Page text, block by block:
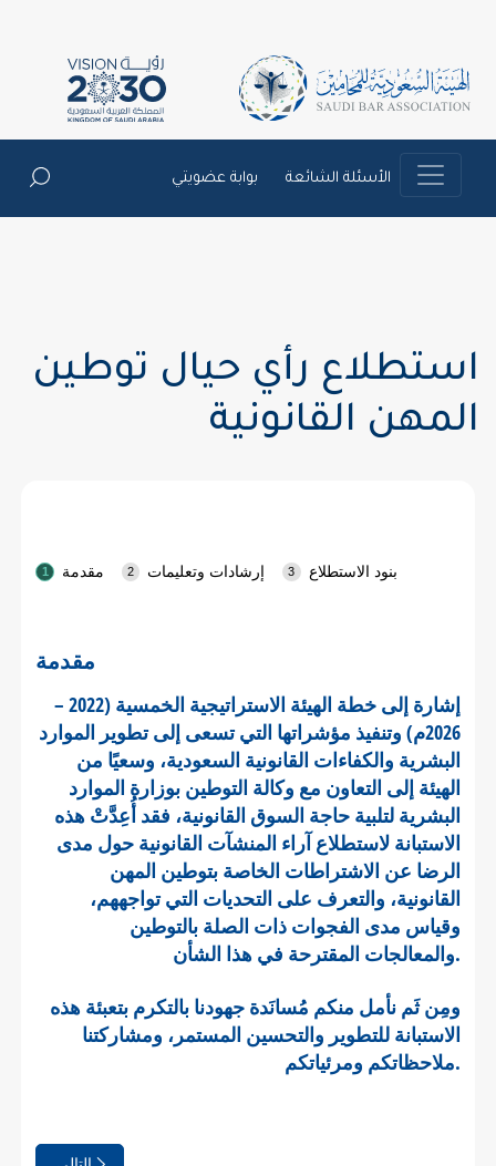
الأسئلة الشائعة بوابة عضويتي
استطلاع رأي حيال توطين
المهن القانونية